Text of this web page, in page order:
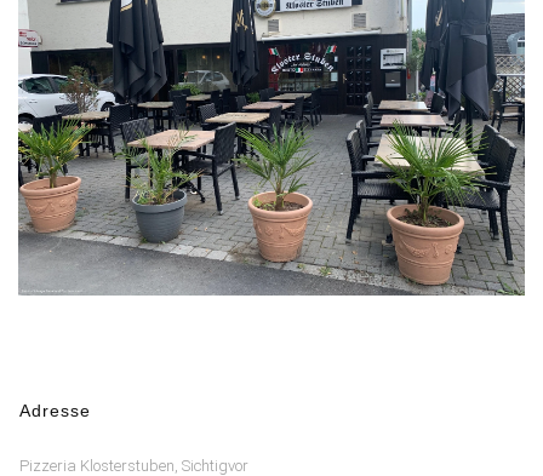
Adresse
Pizzeria Klosterstuben, Sichtigvor